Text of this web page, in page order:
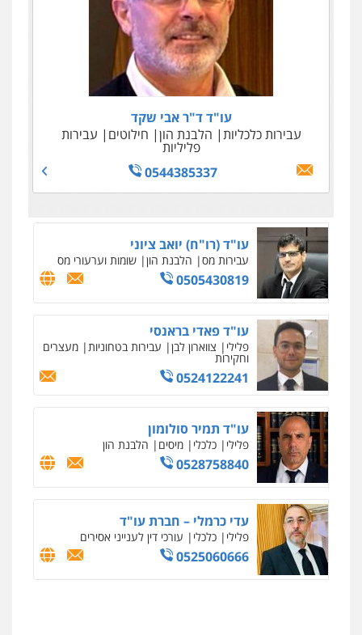
עו"ד ד"ר אבי שקד
עבירות כלכליות
הלבנת הון חילוטים עבירות
פליליות
0544385337
עו"ד (רו"ח) יואב ציוני
עבירות מס הלבנת הון שומות וערעורי מס
0505430819
עו"ד פאדי בראנסי
פלילי צווארון לבן עבירות בטחוניות מעצרים
וחקירות
0524122241
עו"ד תמיר סולומון
פלילי כלכלי מיסים הלבנת הון
0528758840
עדי כרמלי – חברת עו"ד
פלילי כלכלי עורכי דין לענייני אסירים
0525060666